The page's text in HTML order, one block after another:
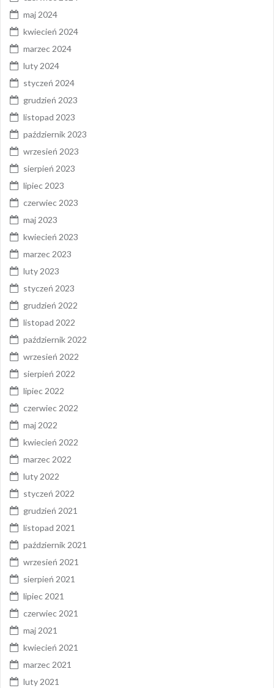
maj 2024
kwiecień 2024
marzec 2024
luty 2024
styczeń 2024
grudzień 2023
listopad 2023
październik 2023
wrzesień 2023
sierpień 2023
lipiec 2023
czerwiec 2023
maj 2023
kwiecień 2023
marzec 2023
luty 2023
styczeń 2023
grudzień 2022
listopad 2022
październik 2022
wrzesień 2022
sierpień 2022
lipiec 2022
czerwiec 2022
maj 2022
kwiecień 2022
marzec 2022
luty 2022
styczeń 2022
grudzień 2021
listopad 2021
październik 2021
wrzesień 2021
sierpień 2021
lipiec 2021
czerwiec 2021
maj 2021
kwiecień 2021
marzec 2021
luty 2021